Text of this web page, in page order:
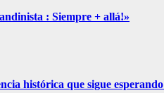
: Siempre + allá!»
histórica que sigue